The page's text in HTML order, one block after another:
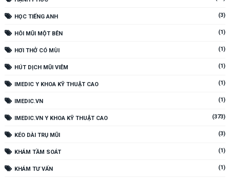
HỌC TIẾNG ANH (3)
HÔI MŨI MỘT BÊN (1)
HƠI THỞ CÓ MÙI (1)
HÚT DỊCH MŨI VIÊM (1)
IMEDIC Y KHOA KỸ THUẬT CAO (1)
IMEDIC.VN (1)
IMEDIC.VN Y KHOA KỸ THUẬT CAO (373)
KÉO DÀI TRỤ MŨI (3)
KHÁM TẦM SOÁT (1)
KHÁM TƯ VẤN (1)